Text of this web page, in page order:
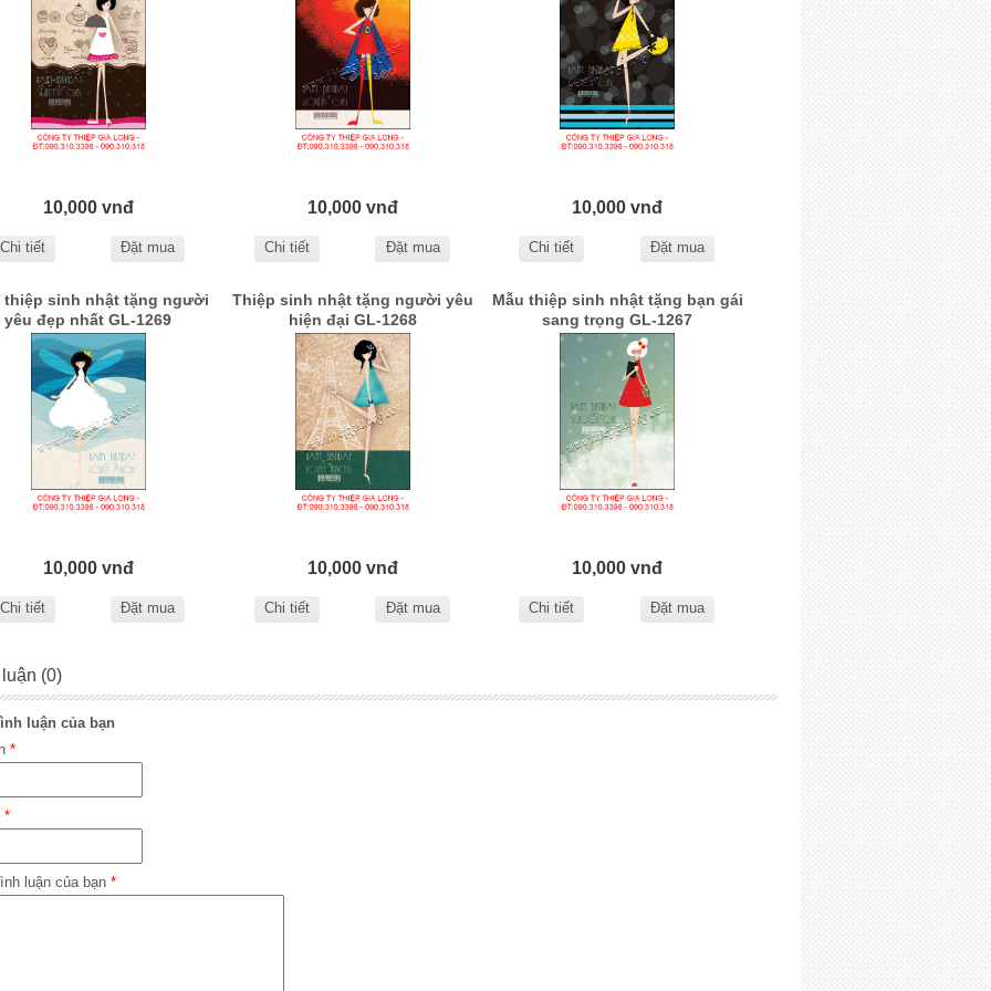
10,000 vnđ
Chi tiết Đặt mua
10,000 vnđ
Chi tiết Đặt mua
10,000 vnđ
Chi tiết Đặt mua
thiệp sinh nhật tặng người
yêu đẹp nhất GL-1269
10,000 vnđ
Chi tiết Đặt mua
Thiệp sinh nhật tặng người yêu
hiện đại GL-1268
10,000 vnđ
Chi tiết Đặt mua
Mẫu thiệp sinh nhật tặng bạn gái
sang trọng GL-1267
10,000 vnđ
Chi tiết Đặt mua
(0)
luận của bạn
*
*
luận của bạn*